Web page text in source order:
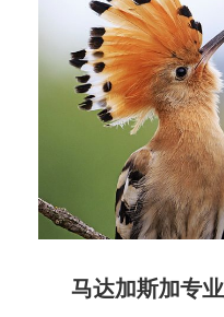
马达加斯加专